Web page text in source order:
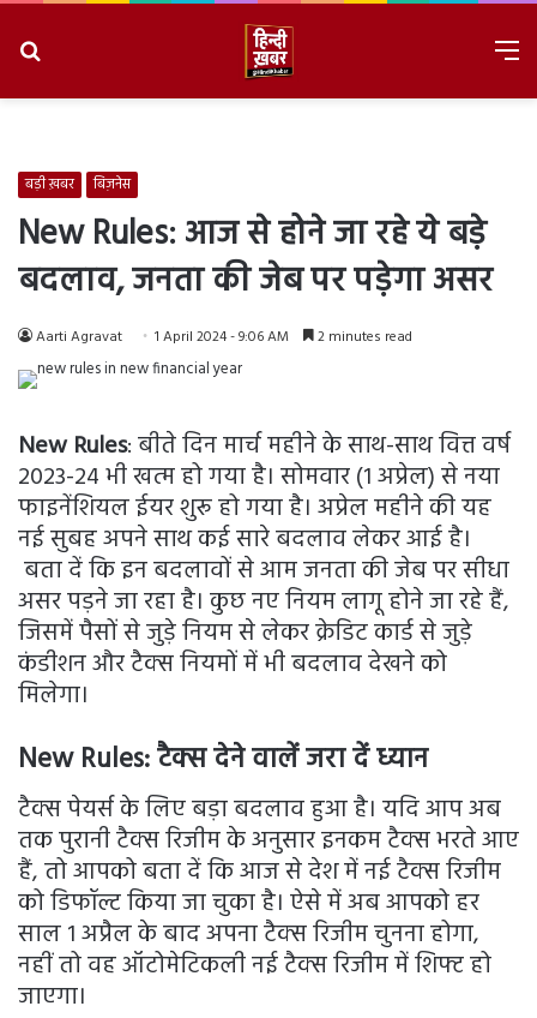
बड़ी ख़बर बिज़नेस
New Rules: आज से होने जा रहे ये बड़े
बदलाव, जनता की जेब पर पड़ेगा असर
Aarti Agravat 1 April 2024 - 9:06 AM 2 minutes read
New Rules: बीते दिन मार्च महीने के साथ-साथ वित्त वर्ष
2023-24 भी खत्म हो गया है। सोमवार (1 अप्रेल) से नया
फाइनेंशियल ईयर शुरू हो गया है। अप्रेल महीने की यह
नई सुबह अपने साथ कई सारे बदलाव लेकर आई है।
बता दें कि इन बदलावों से आम जनता की जेब पर सीधा
असर पड़ने जा रहा है। कुछ नए नियम लागू होने जा रहे हैं,
जिसमें पैसों से जुड़े नियम से लेकर क्रेडिट कार्ड से जुड़े
कंडीशन और टैक्स नियमों में भी बदलाव देखने को
मिलेगा।
New Rules: टैक्स देने वालें जरा दें ध्यान
टैक्स पेयर्स के लिए बड़ा बदलाव हुआ है। यदि आप अब
तक पुरानी टैक्स रिजीम के अनुसार इनकम टैक्स भरते आए
हैं, तो आपको बता दें कि आज से देश में नई टैक्स रिजीम
को डिफॉल्ट किया जा चुका है। ऐसे में अब आपको हर
साल 1 अप्रैल के बाद अपना टैक्स रिजीम चुनना होगा,
नहीं तो वह ऑटोमेटिकली नई टैक्स रिजीम में शिफ्ट हो
जाएगा।